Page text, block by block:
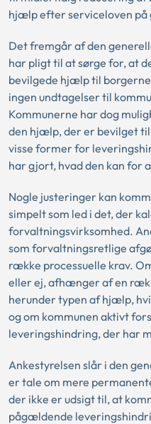
hjælp efter serviceloven på
Det fremgår af den
har pligt til at sørge for, at
bevilgede hjælp til
ingen undtagelser til
Kommunerne har dog
den hjælp, der er bevilget
visse former for
har gjort, hvad den kan for
Nogle justeringer kan
simpelt som led i det, der
forvaltningsvirksomhed.
som forvaltningsretlige
række processuelle krav.
eller ej, afhænger af en
herunder typen af hjælp,
og om kommunen aktivt
leveringshindring, der har
Ankestyrelsen slår i den
er tale om mere
der ikke er udsigt til, at
pågældende